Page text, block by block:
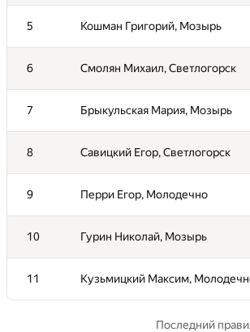
5 Кошман Григорий, Мозырь
6 Смолян Михаил, Светлогорск
7 Брыкульская Мария, Мозырь
8 Савицкий Егор, Светлогорск
9 Перри Егор, Молодечно
10 Гурин Николай, Мозырь
11 Кузьмицкий Максим,
5 Кошман Григорий, Мозырь
6 Смолян Михаил, Светлогорск
7 Брыкульская Мария, Мозырь
8 Савицкий Егор, Светлогорск
9 Перри Егор, Молодечно
10 Гурин Николай, Мозырь
11 Кузьмицкий Максим,
Последний